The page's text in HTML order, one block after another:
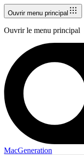
Ouvrir menu principal
Ouvrir le menu principal
MacGeneration